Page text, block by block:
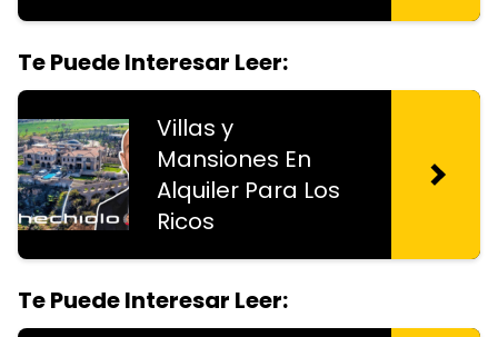
Te Puede Interesar Leer:
Villas y
Mansiones En
Alquiler Para Los
Ricos
Te Puede Interesar Leer: